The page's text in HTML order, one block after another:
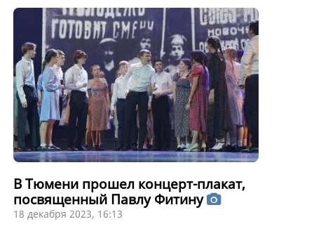
В Тюмени прошел концерт-плакат,
посвященный Павлу Фитину
18 декабря 2023, 16:13